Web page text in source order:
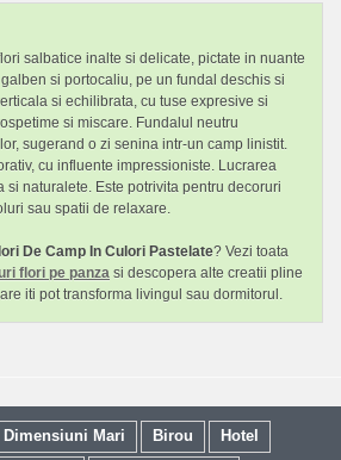
salbatice inalte si delicate, pictate in nuante
si portocaliu, pe un fundal deschis si
si echilibrata, cu tuse expresive si
si miscare. Fundalul neutru
sugerand o zi senina intr-un camp linistit.
cu influente impressioniste. Lucrarea
si naturalete. Este potrivita pentru decoruri
sau spatii de relaxare.
De Camp In Culori Pastelate? Vezi toata
flori pe panza si descopera alte creatii pline
iti pot transforma livingul sau dormitorul.
Dimensiuni Mari Birou
Hotel